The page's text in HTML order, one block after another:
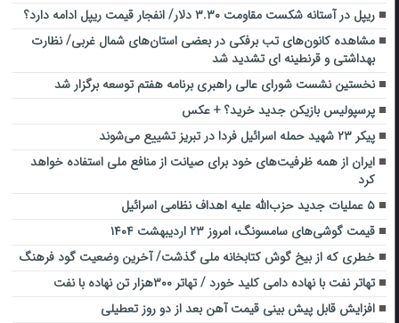
ریپل در آستانه شکست مقاومت ۳.۳۰ دلار/ انفجار قیمت ریپل ادامه دارد؟
مشاهده کانون‌های تب برفکی در بعضی استان‌های شمال غربی/ نظارت
بهداشتی و قرنطینه ای تشدید شد
نخستین نشست شورای عالی راهبری برنامه هفتم توسعه برگزار شد
پرسپولیس بازیکن جدید خرید؟ + عکس
پیکر ۲۳ شهید حمله اسرائیل ‌فردا در تبریز تشییع می‌شوند
ایران از همه ظرفیت‌های خود برای صیانت از منافع ملی استفاده خواهد
کرد
۵ عملیات جدید حزب‌الله علیه اهداف نظامی اسرائیل
قیمت گوشی‌های سامسونگ، امروز ۲۳ اردیبهشت ۱۴۰۴
خطری که از بیخ گوش کتابخانه ملی گذشت/ آخرین وضعیت گود فرهنگ
تهاتر نفت با نهاده دامی کلید خورد / تهاتر ۳۰۰هزار تن نهاده با نفت
افزایش قابل پیش بینی قیمت آهن بعد از دو روز تعطیلی